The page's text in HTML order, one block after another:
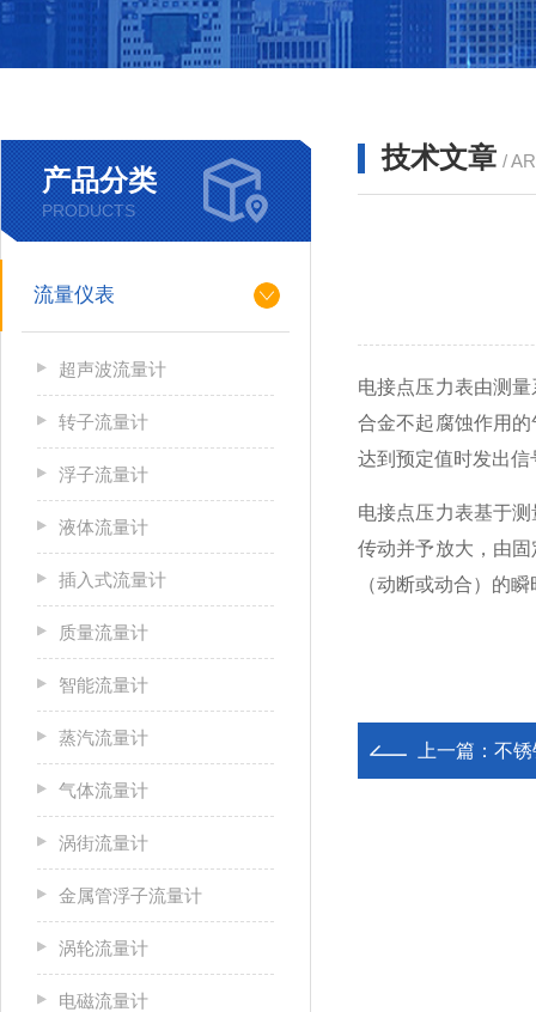
产品分类
PRODUCTS
流量仪表
超声波流量计
转子流量计
浮子流量计
液体流量计
插入式流量计
质量流量计
智能流量计
蒸汽流量计
气体流量计
涡街流量计
金属管浮子流量计
涡轮流量计
电磁流量计
技术文章 /
电接点压力表由测
合金不起腐蚀作用
达到预定值时发出
电接点压力表基于
传动并予放大，由
（动断或动合）的
上一篇： 不